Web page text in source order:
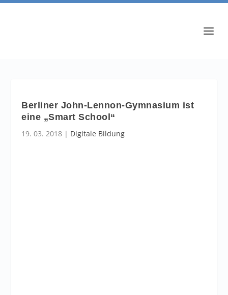
Berliner John-Lennon-Gymnasium ist
eine „Smart School“
19. 03. 2018 | Digitale Bildung